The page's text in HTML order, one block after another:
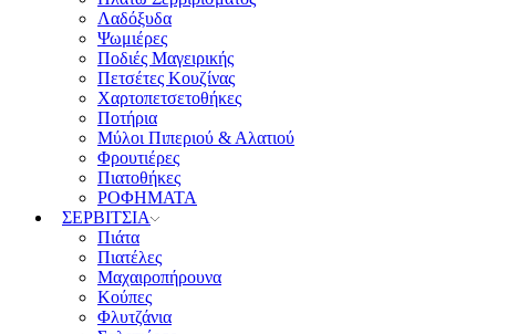
Λαδόξυδα
Ψωμιέρες
Ποδιές Μαγειρικής
Πετσέτες Κουζίνας
Χαρτοπετσετοθήκες
Ποτήρια
Μύλοι Πιπεριού & Αλατιού
Φρουτιέρες
Πιατοθήκες
ΡΟΦΗΜΑΤΑ
ΣΕΡΒΙΤΣΙΑ
Πιάτα
Πιατέλες
Μαχαιροπήρουνα
Κούπες
Φλυτζάνια